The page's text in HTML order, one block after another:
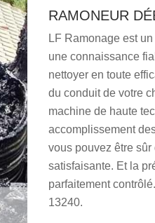
RAMONEUR
LF Ramonage est
une connaissance
nettoyer en toute
du conduit de votre
machine de haute
accomplissement
vous pouvez être
satisfaisante. Et la
parfaitement
13240.